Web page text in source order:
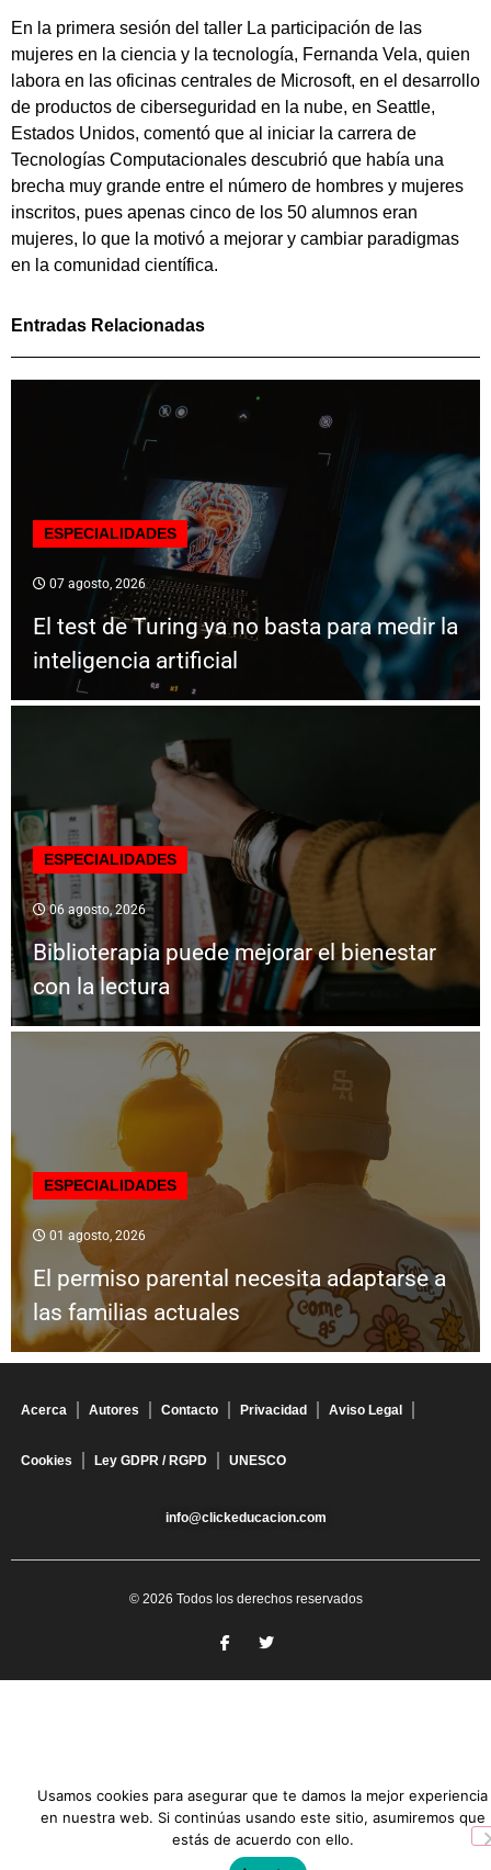
En la primera sesión del taller La participación de las
mujeres en la ciencia y la tecnología, Fernanda Vela, quien
labora en las oficinas centrales de Microsoft, en el desarrollo
de productos de ciberseguridad en la nube, en Seattle,
Estados Unidos, comentó que al iniciar la carrera de
Tecnologías Computacionales descubrió que había una
brecha muy grande entre el número de hombres y mujeres
inscritos, pues apenas cinco de los 50 alumnos eran
mujeres, lo que la motivó a mejorar y cambiar paradigmas
en la comunidad científica.
Entradas Relacionadas
ESPECIALIDADES
07 agosto, 2026
El test de Turing ya no basta para medir la
inteligencia artificial
ESPECIALIDADES
06 agosto, 2026
Biblioterapia puede mejorar el bienestar
con la lectura
ESPECIALIDADES
01 agosto, 2026
El permiso parental necesita adaptarse a
las familias actuales
Acerca Autores Contacto Privacidad Aviso Legal
Cookies Ley GDPR / RGPD UNESCO
info@clickeducacion.com
© 2026 Todos los derechos reservados
Usamos cookies para asegurar que te damos la mejor experiencia
en nuestra web. Si continúas usando este sitio, asumiremos que
estás de acuerdo con ello.